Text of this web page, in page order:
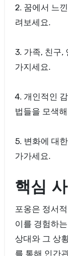
2. 꿈에서 느
려보세요.
3. 가족, 친구,
가지세요.
4. 개인적인
법들을 모색
5. 변화에 대
가가세요.
핵심
포옹은 정서
이를 경험하
상대와 그 상
를 통해 인간